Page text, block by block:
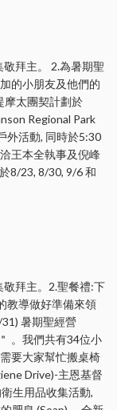
拜主。 2.為暑期聖
的小朋友及他們的
摩太團契計劃於
Regional Park
外活動, 同時於5:30
王本全執事及倪峰
8/23, 8/30, 9/6 和
拜主。2.聖餐禮:下
教導做好準備來領
暑期聖經營
。我們共有34位小
要大家幫忙搬桌椅
Drive)-主恩基督
生用品收集活動,